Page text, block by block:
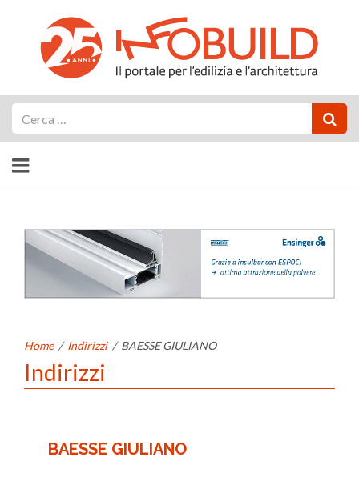
Home / Indirizzi / BAESSE GIULIANO
Indirizzi
BAESSE GIULIANO